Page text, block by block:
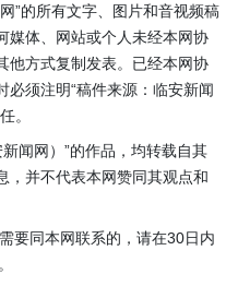
”的所有文字、图片和音视频稿
媒体、网站或个人未经本网协
他方式复制发表。已经本网协
必须注明“稿件来源：临安新闻
。
闻网）”的作品，均转载自其
，并不代表本网赞同其观点和
要同本网联系的，请在30日内